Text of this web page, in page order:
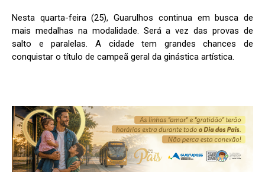
Nesta quarta-feira (25), Guarulhos continua em busca de
mais medalhas na modalidade. Será a vez das provas de
salto e paralelas. A cidade tem grandes chances de
conquistar o título de campeã geral da ginástica artística.